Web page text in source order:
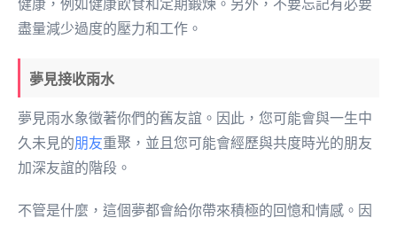
健康，例如健康飲食和定期鍛煉。另外，不要忘記有必要
盡量減少過度的壓力和工作。
夢見接收雨水
夢見雨水象徵著你們的舊友誼。因此，您可能會與一生中
久未見的朋友重聚，並且您可能會經歷與共度時光的朋友
加深友誼的階段。
不管是什麼，這個夢都會給你帶來積極的回憶和情感。因